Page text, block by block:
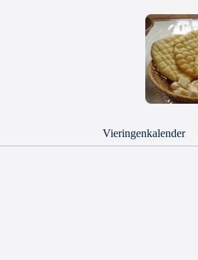
Vieringenkalender